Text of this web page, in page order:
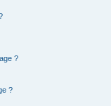
?
?